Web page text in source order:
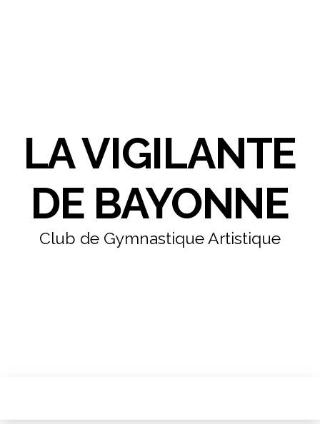
LA VIGILANTE
DE BAYONNE
Club de Gymnastique Artistique